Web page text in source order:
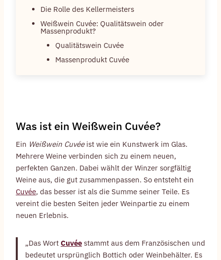
Die Rolle des Kellermeisters
Weißwein Cuvée: Qualitätswein oder
Massenprodukt?
Qualitätswein Cuvée
Massenprodukt Cuvée
Was ist ein Weißwein Cuvée?
Ein Weißwein Cuvéeist wie ein Kunstwerk im Glas.
Mehrere Weine verbinden sich zu einem neuen,
perfekten Ganzen. Dabei wählt der Winzer sorgfältig
Weine aus, die gut zusammenpassen. So entsteht ein
Cuvée, das besser ist als die Summe seiner Teile. Es
vereint die besten Seiten jeder Weinpartie zu einem
neuen Erlebnis.
„Das Wort Cuvée stammt aus dem Französischen und
bedeutet ursprünglich Bottich oder Weinbehälter. Es